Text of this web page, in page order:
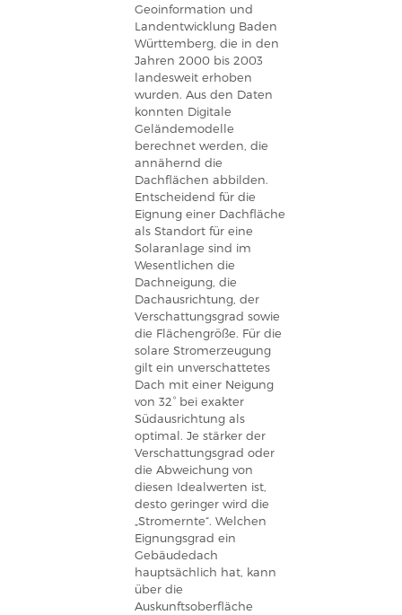
Geoinformation und
Landentwicklung Baden
Württemberg, die in den
Jahren 2000 bis 2003
landesweit erhoben
wurden. Aus den Daten
konnten Digitale
Geländemodelle
berechnet werden, die
annähernd die
Dachflächen abbilden.
Entscheidend für die
Eignung einer Dachfläche
als Standort für eine
Solaranlage sind im
Wesentlichen die
Dachneigung, die
Dachausrichtung, der
Verschattungsgrad sowie
die Flächengröße. Für die
solare Stromerzeugung
gilt ein unverschattetes
Dach mit einer Neigung
von 32° bei exakter
Südausrichtung als
optimal. Je stärker der
Verschattungsgrad oder
die Abweichung von
diesen Idealwerten ist,
desto geringer wird die
„Stromernte“. Welchen
Eignungsgrad ein
Gebäudedach
hauptsächlich hat, kann
über die
Auskunftsoberfläche